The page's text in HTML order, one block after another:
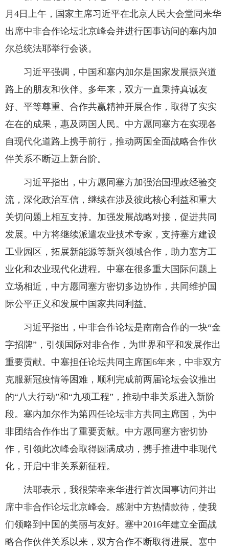
月4日上午，国家主席习近平在北京人民大会堂同来华
出席中非合作论坛北京峰会并进行国事访问的塞内加
尔总统法耶举行会谈。
习近平强调，中国和塞内加尔是国家发展振兴道
路上的朋友和伙伴。多年来，双方一直秉持真诚友
好、平等尊重、合作共赢精神开展合作，取得了实实
在在的成果，惠及两国人民。中方愿同塞方在实现各
自现代化道路上携手前行，推动两国全面战略合作伙
伴关系不断迈上新台阶。
习近平指出，中方愿同塞方加强治国理政经验交
流，深化政治互信，继续在涉及彼此核心利益和重大
关切问题上相互支持。加强发展战略对接，促进共同
发展。中方将继续派遣农业技术专家，支持塞方建设
工业园区，拓展新能源等新兴领域合作，助力塞方工
业化和农业现代化进程。中塞在很多重大国际问题上
立场相近，中方愿同塞方密切多边协作，共同维护国
际公平正义和发展中国家共同利益。
习近平指出，中非合作论坛是南南合作的一块“金
字招牌”，引领国际对非合作，为世界和平和发展作出
重要贡献。中塞担任论坛共同主席国6年来，中非双方
克服新冠疫情等困难，顺利完成前两届论坛会议推出
的“八大行动”和“九项工程”，推动中非关系进入新阶
段。塞内加尔作为第四任论坛非方共同主席国，为中
非团结合作作出了重要贡献。中方愿同塞方密切协
作，引领此次峰会取得圆满成功，携手推进中非现代
化，开启中非关系新征程。
法耶表示，我很荣幸来华进行首次国事访问并出
席中非合作论坛北京峰会。感谢中方热情款待，使我
们领略到中国的美丽与友好。塞中2016年建立全面战
略合作伙伴关系以来，双方合作不断取得进展。塞中